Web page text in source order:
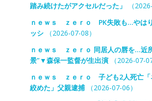
踏み続けたがアクセルだった」
（
ｎｅｗｓ ｚｅｒｏ PK失敗も…やは
ッシ（2026-07-08）
ｎｅｗｓ ｚｅｒｏ 同居人の唇を…近
景”▼森保一監督が生出演（2026-07-07
ｎｅｗｓ ｚｅｒｏ 子ども2人死亡「
絞めた」父親逮捕（2026-07-06）